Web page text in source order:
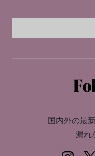
国内外の最
漏れ